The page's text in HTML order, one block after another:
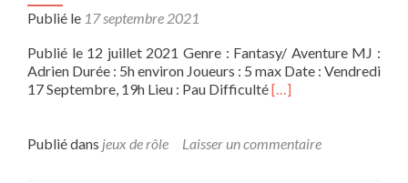
Publié le 17 septembre 2021
Publié le 12 juillet 2021 Genre : Fantasy/ Aventure MJ :
Adrien Durée : 5h environ Joueurs : 5 max Date : Vendredi
17 Septembre, 19h Lieu : Pau DifficultéEn
sur[OS]
[…]
Publié dans jeux de rôle Laisser un commentaire